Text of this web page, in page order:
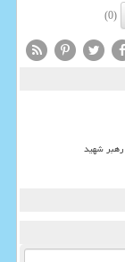
(0)